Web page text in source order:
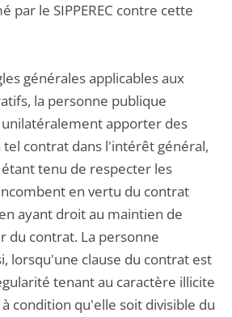
par le SIPPEREC contre cette
générales applicables aux
la personne publique
apporter des
contrat dans l'intérêt général,
tenu de respecter les
en vertu du contrat
ayant droit au maintien de
du contrat. La personne
lorsqu'une clause du contrat est
tenant au caractère illicite
condition qu'elle soit divisible du